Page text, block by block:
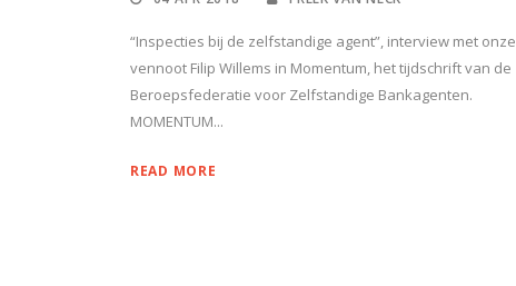
“Inspecties bij de zelfstandige agent”, interview met onze
vennoot Filip Willems in Momentum, het tijdschrift van de
Beroepsfederatie voor Zelfstandige Bankagenten.
MOMENTUM...
READ MORE